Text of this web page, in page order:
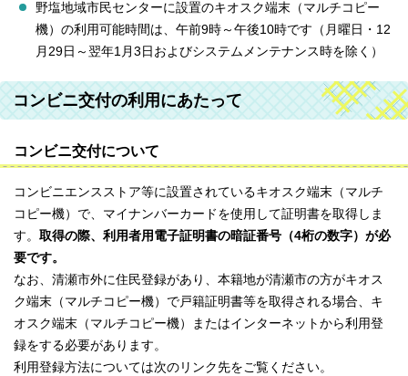
野塩地域市民センターに設置のキオスク端末（マルチコピー
機）の利用可能時間は、午前9時～午後10時です（月曜日・12
月29日～翌年1月3日およびシステムメンテナンス時を除く）
コンビニ交付の利用にあたって
コンビニ交付について
コンビニエンスストア等に設置されているキオスク端末（マルチ
コピー機）で、マイナンバーカードを使用して証明書を取得しま
す。 取得の際、利用者用電子証明書の暗証番号（4桁の数字）が必
要です。
なお、清瀬市外に住民登録があり、本籍地が清瀬市の方がキオス
ク端末（マルチコピー機）で戸籍証明書等を取得される場合、キ
オスク端末（マルチコピー機）またはインターネットから利用登
録をする必要があります。
利用登録方法については次のリンク先をご覧ください。